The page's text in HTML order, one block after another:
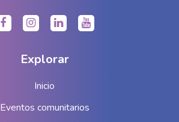
Explorar
Inicio
Eventos comunitarios